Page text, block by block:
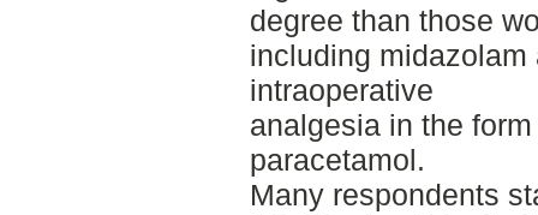
degree than those
including
intraoperative
analgesia in the
paracetamol.
Many respondents